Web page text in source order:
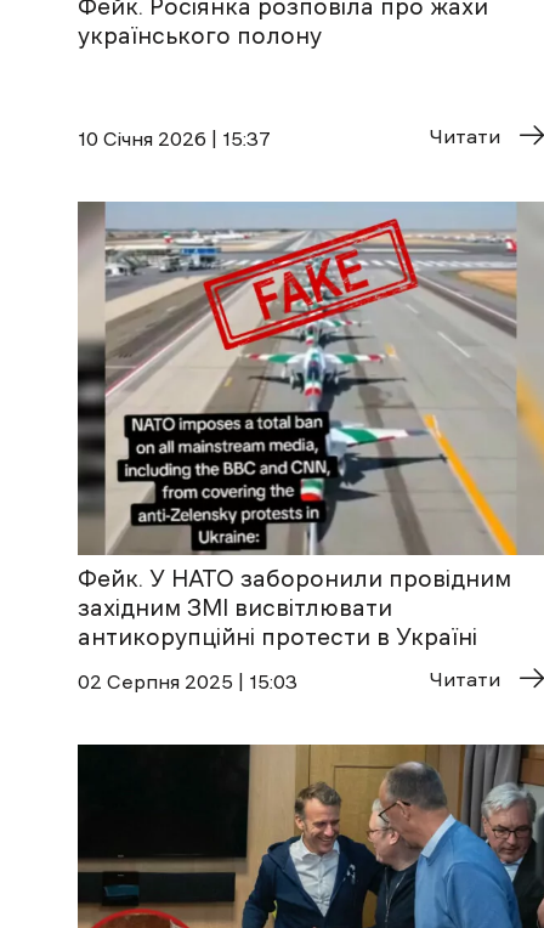
Фейк. Росіянка розповіла про жахи
українського полону
10 Січня 2026 | 15:37 Читати
Фейк. У НАТО заборонили провідним
західним ЗМІ висвітлювати
антикорупційні протести в Україні
02 Cерпня 2025 | 15:03 Читати